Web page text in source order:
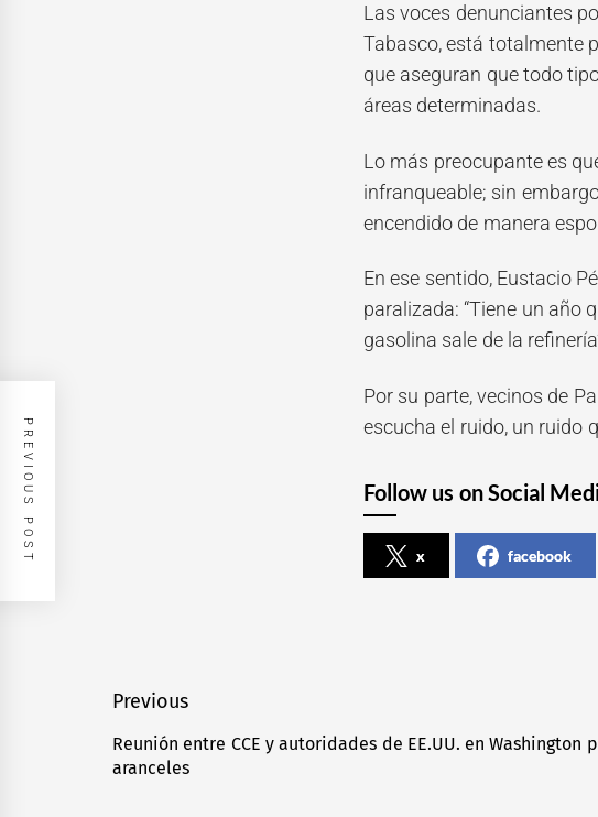
Las voces denunciantes
Tabasco, está totalmente
que aseguran que todo
áreas determinadas.
Lo más preocupante es
infranqueable; sin
encendido de manera
En ese sentido, Eustacio
paralizada: “Tiene un año
gasolina sale de la
Por su parte, vecinos de
escucha el ruido, un ruido
Follow us on Social
x facebook
Navegación
de
entradas
Previous
Previous
post:
Reunión entre CCE y autoridades de EE.UU. en Washington
aranceles
PREVIOUS POST